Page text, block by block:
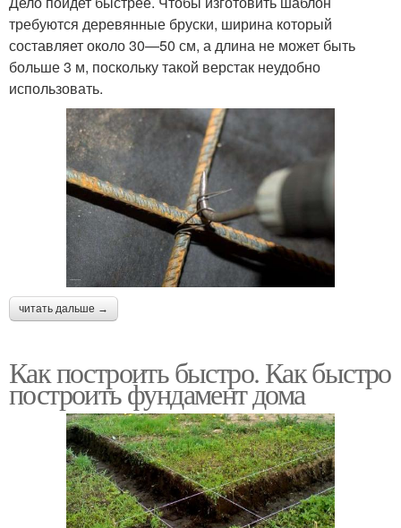
требуются деревянные бруски, ширина который
составляет около 30—50 см, а длина не может быть
больше 3 м, поскольку такой верстак неудобно
использовать.
читать дальше →
Как построить быстро. Как быстро
построить фундамент дома